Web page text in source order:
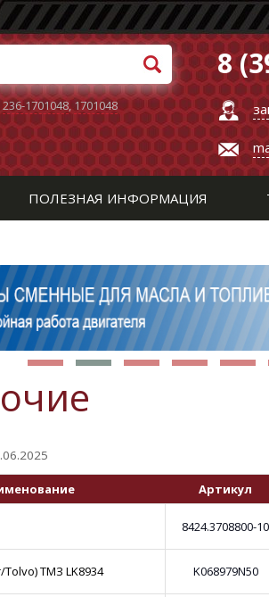
236-1701048,1701048
8
ПОЛЕЗНАЯ ИНФОРМАЦИЯ
Артикул
8424.3708800-10
ТМЗ LK8934 K068979N50